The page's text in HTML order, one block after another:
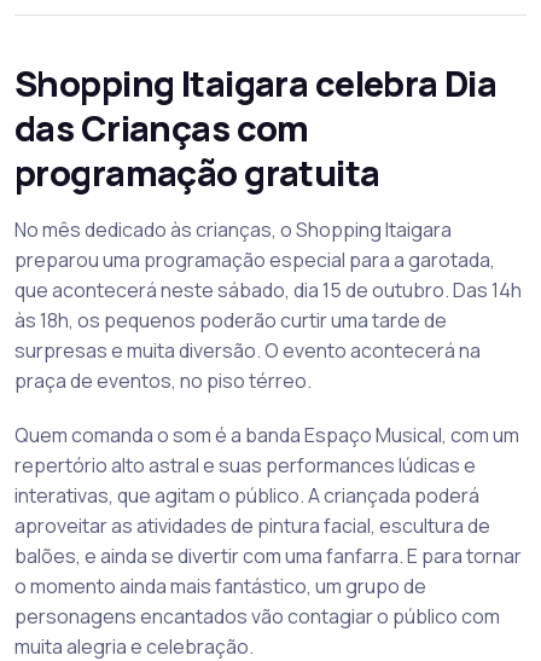
Shopping Itaigara celebra Dia
das Crianças com
programação gratuita
No mês dedicado às crianças, o Shopping Itaigara
preparou uma programação especial para a garotada,
que acontecerá neste sábado, dia 15 de outubro. Das 14h
às 18h, os pequenos poderão curtir uma tarde de
surpresas e muita diversão. O evento acontecerá na
praça de eventos, no piso térreo.
Quem comanda o som é a banda Espaço Musical, com um
repertório alto astral e suas performances lúdicas e
interativas, que agitam o público. A criançada poderá
aproveitar as atividades de pintura facial, escultura de
balões, e ainda se divertir com uma fanfarra. E para tornar
o momento ainda mais fantástico, um grupo de
personagens encantados vão contagiar o público com
muita alegria e celebração.